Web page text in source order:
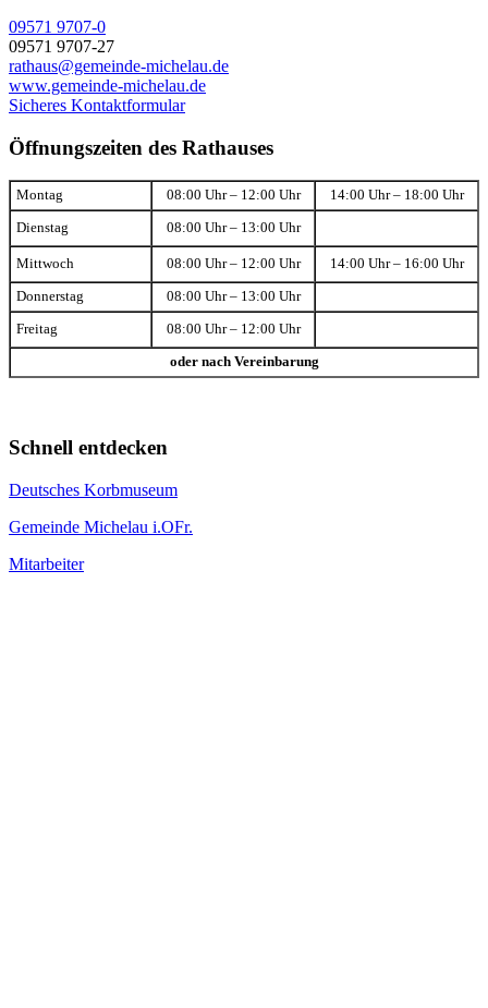
09571 9707-0
09571 9707-27
rathaus@gemeinde-michelau.de
www.gemeinde-michelau.de
Sicheres Kontaktformular
Öffnungszeiten des Rathauses
Montag 08:00 Uhr – 12:00 Uhr 14:00 Uhr – 18:00 Uhr
Dienstag 08:00 Uhr – 13:00 Uhr
Mittwoch 08:00 Uhr – 12:00 Uhr 14:00 Uhr – 16:00 Uhr
Donnerstag 08:00 Uhr – 13:00 Uhr
Freitag 08:00 Uhr – 12:00 Uhr
oder nach Vereinbarung
Schnell entdecken
Deutsches Korbmuseum
Gemeinde Michelau i.OFr.
Mitarbeiter